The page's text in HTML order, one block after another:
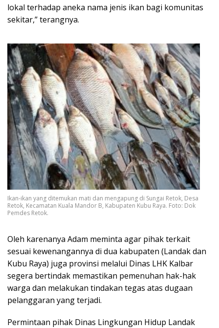
lokal terhadap aneka nama jenis ikan bagi komunitas
sekitar,” terangnya.
Ikan-ikan yang ditemukan mati dan mengapung di Sungai Retok, Desa
Retok, Kecamatan Kuala Mandor B, Kabupaten Kubu Raya. Foto: Dok
Pemdes Retok.
Oleh karenanya Adam meminta agar pihak terkait
sesuai kewenangannya di dua kabupaten (Landak dan
Kubu Raya) juga provinsi melalui Dinas LHK Kalbar
segera bertindak memastikan pemenuhan hak-hak
warga dan melakukan tindakan tegas atas dugaan
pelanggaran yang terjadi.
Permintaan pihak Dinas Lingkungan Hidup Landak